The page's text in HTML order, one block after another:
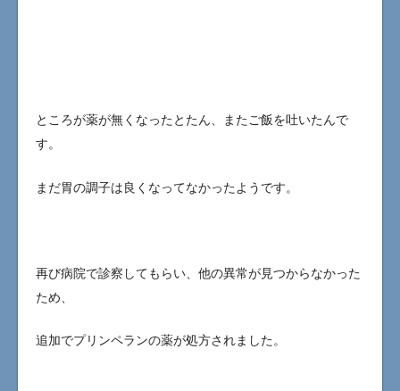
ところが薬が無くなったとたん、またご飯を吐いたんで
す。
まだ胃の調子は良くなってなかったようです。
再び病院で診察してもらい、他の異常が見つからなかった
ため、
追加でプリンペランの薬が処方されました。